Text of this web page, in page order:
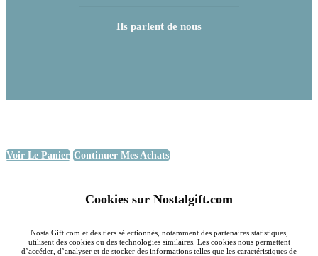
Ils parlent de nous
Voir Le Panier Continuer Mes Achats
Cookies sur Nostalgift.com
NostalGift.com et des tiers sélectionnés, notamment des partenaires statistiques,
utilisent des cookies ou des technologies similaires. Les cookies nous permettent
d’accéder, d’analyser et de stocker des informations telles que les caractéristiques de